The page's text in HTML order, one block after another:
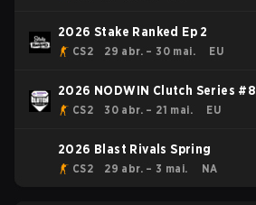
2026 Stake Ranked Ep 2
CS2 29 abr. – 30 mai. EU
2026 NODWIN Clutch Series #8
CS2 30 abr. – 21 mai. EU
2026 Blast Rivals Spring
CS2 29 abr. – 3 mai. NA